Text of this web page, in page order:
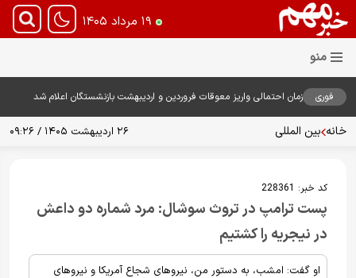
۱۹ مرداد ۱۴۰۵
فوری زمان احتمالی واریز معوقات فروردین و اردیبهشت بازنشستگان اعلام شد
خانه بین المللی ۲۶ اردیبهشت ۱۴۰۵ / ۰۹:۲۶
کد خبر: 228361
پست ترامپ در تروث سوشال: مرد شماره دو داعش
در نیجریه را کشتیم
او گفت: امشب، به دستور من، نیروهای شجاع آمریکا و نیروهای